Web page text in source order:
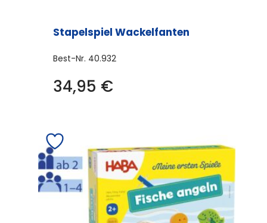
Stapelspiel Wackelfanten
Best-Nr. 40.932
34,95 €